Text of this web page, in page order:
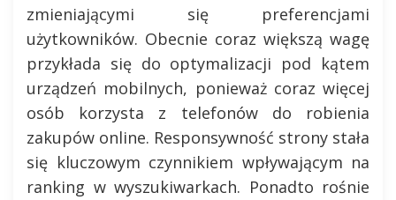
zmieniającymi się preferencjami
użytkowników. Obecnie coraz większą wagę
przykłada się do optymalizacji pod kątem
urządzeń mobilnych, ponieważ coraz więcej
osób korzysta z telefonów do robienia
zakupów online. Responsywność strony stała
się kluczowym czynnikiem wpływającym na
ranking w wyszukiwarkach. Ponadto rośnie